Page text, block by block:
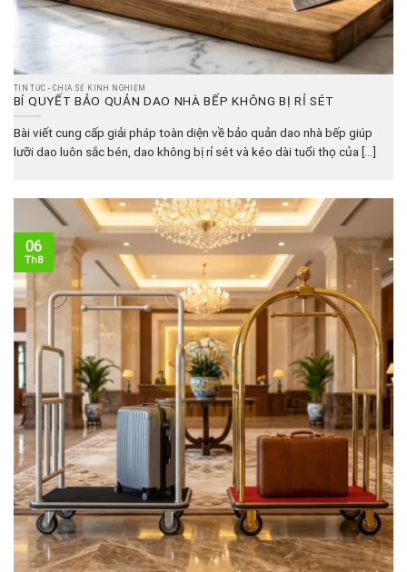
TIN TỨC - CHIA SẺ KINH NGHIỆM
BÍ QUYẾT BẢO QUẢN DAO NHÀ BẾP KHÔNG BỊ RỈ SÉT
Bài viết cung cấp giải pháp toàn diện về bảo quản dao nhà bếp giúp
lưỡi dao luôn sắc bén, dao không bị rỉ sét và kéo dài tuổi thọ của [...]
06
Th8